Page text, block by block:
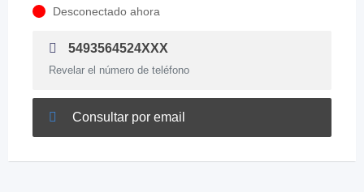
Desconectado ahora
5493564524XXX
Revelar el número de teléfono
Consultar por email